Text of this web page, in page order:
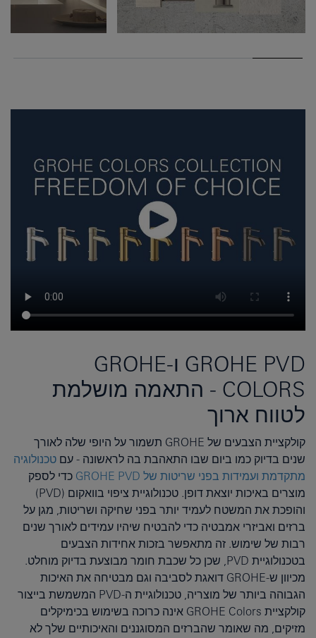
GROHE PVD ו-GROHE
COLORS - התאמה מושלמת
לטווח ארוך
קולקציית הצבעים של GROHE תשמור על היופי שלה לאורך
שנים בדיוק כמו ביום שבו התאהבת בה לראשונה - עם טכנולוגיה
מתקדמת ועמידות בפני שריטות של GROHE PVD
כדי לספק
מוצרים באיכות יוצאת דופן. טכנולוגיית ציפוי בוואקום (PVD)
והופכת את המשטח לעמיד יותר בפני שחיקה ושריטות, מגן על
ברזים ואביזרי אמבטיה כדי להבטיח שיהיו עמידים לאורך שנים
רבות של שימוש. זה מתאפשר בזכות אחידות הצבעים
בטכנולוגיית PVD, שכן כל שכבת חומר מבוצעת בדיוק מוחלט.
מכיוון ש-GROHE דואגת לסביבה וגם מבטיחה את האיכות
הגבוהה ביותר של מוצריה, טכנולוגיית ה-PVD המשמשת בייצור
קולקציית GROHE Colors אינה כרוכה בשימוש בכימיקלים
מזיקים, מה שאומר שהברזים המסוגננים והאיכותיים שלך לא